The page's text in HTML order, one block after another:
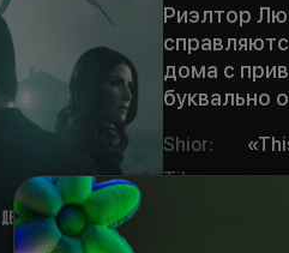
Риэлтор
дома с
буквально
Shior:
Til:
rus